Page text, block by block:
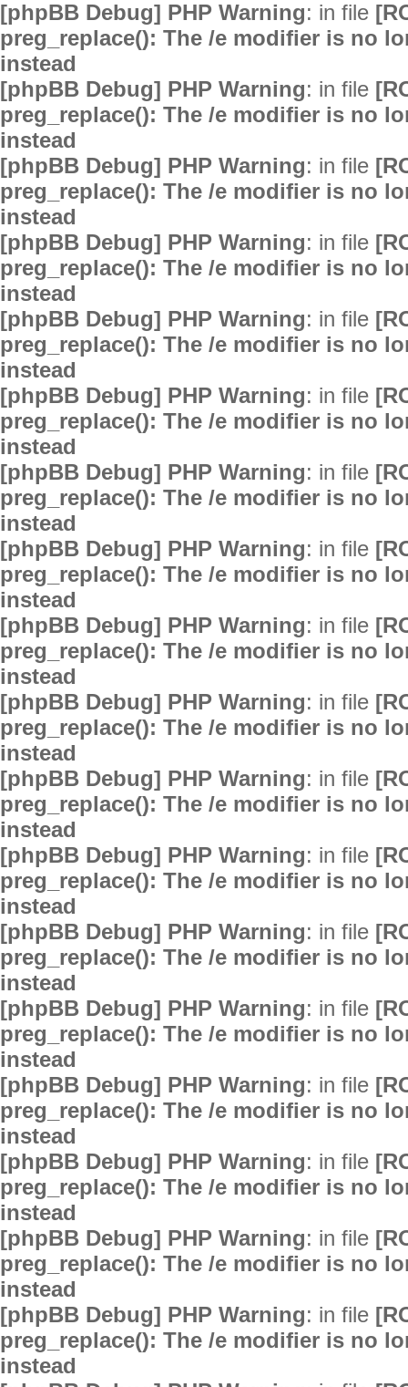
[phpBB Debug] PHP Warning: in file
preg_replace(): The /e modifier is no
instead
[phpBB Debug] PHP Warning: in file
preg_replace(): The /e modifier is no
instead
[phpBB Debug] PHP Warning: in file
preg_replace(): The /e modifier is no
instead
[phpBB Debug] PHP Warning: in file
preg_replace(): The /e modifier is no
instead
[phpBB Debug] PHP Warning: in file
preg_replace(): The /e modifier is no
instead
[phpBB Debug] PHP Warning: in file
preg_replace(): The /e modifier is no
instead
[phpBB Debug] PHP Warning: in file
preg_replace(): The /e modifier is no
instead
[phpBB Debug] PHP Warning: in file
preg_replace(): The /e modifier is no
instead
[phpBB Debug] PHP Warning: in file
preg_replace(): The /e modifier is no
instead
[phpBB Debug] PHP Warning: in file
preg_replace(): The /e modifier is no
instead
[phpBB Debug] PHP Warning: in file
preg_replace(): The /e modifier is no
instead
[phpBB Debug] PHP Warning: in file
preg_replace(): The /e modifier is no
instead
[phpBB Debug] PHP Warning: in file
preg_replace(): The /e modifier is no
instead
[phpBB Debug] PHP Warning: in file
preg_replace(): The /e modifier is no
instead
[phpBB Debug] PHP Warning: in file
preg_replace(): The /e modifier is no
instead
[phpBB Debug] PHP Warning: in file
preg_replace(): The /e modifier is no
instead
[phpBB Debug] PHP Warning: in file
preg_replace(): The /e modifier is no
instead
[phpBB Debug] PHP Warning: in file
preg_replace(): The /e modifier is no
instead